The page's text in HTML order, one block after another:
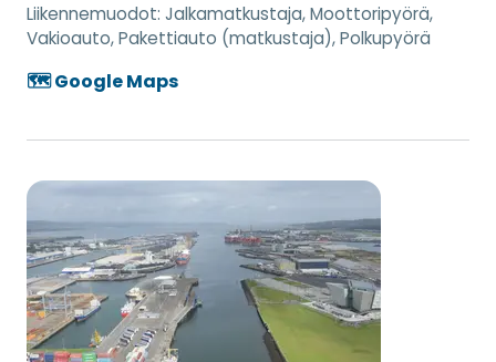
Liikennemuodot: Jalkamatkustaja, Moottoripyörä,
Vakioauto, Pakettiauto (matkustaja), Polkupyörä
🗺️ Google Maps